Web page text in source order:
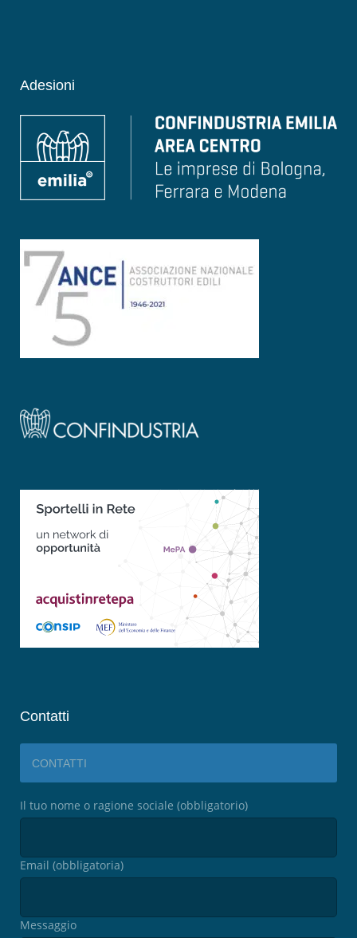
Adesioni
Contatti
CONTATTI
Il tuo nome o ragione sociale (obbligatorio)
Email (obbligatoria)
Messaggio